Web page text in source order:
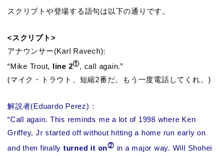
スクリプトや登場する語句は以下の通りです。
<スクリプト>
アナウンサー(Karl Ravech):
“Mike Trout, line 2①, call again.”
(マイク・トラウト、短縮2番だ。もう一度電話してくれ。)
解説者(Eduardo Perez)：
“Call again. This reminds me a lot of 1998 where Ken
Griffey, Jr started off without hitting a home run early on
and then finally turned it on② in a major way. Will Shohei